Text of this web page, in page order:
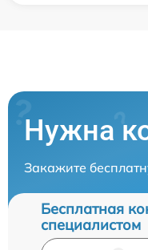
Нужна
Закажите
Бесплатная
специалистом